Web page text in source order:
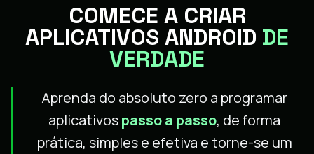
COMECE A CRIAR
APLICATIVOS ANDROID DE
VERDADE
Aprenda do absoluto zero a programar
aplicativospasso a passo, de forma
prática, simples e efetiva e torne-se um